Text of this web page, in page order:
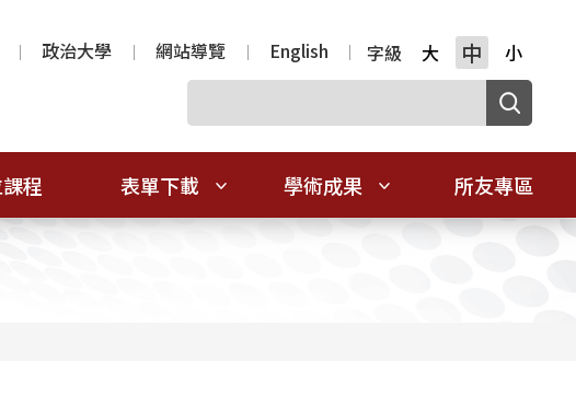
政治大學 網站導覽 English 字級 大 中 小
程 表單下載 學術成果 所友專區